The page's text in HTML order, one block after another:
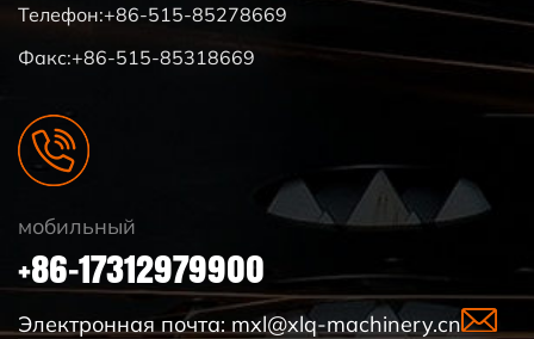
Телефон:+86-515-85278669
Факс:+86-515-85318669
мобильный
+86-17312979900
Электронная почта: mxl@xlq-machinery.cn